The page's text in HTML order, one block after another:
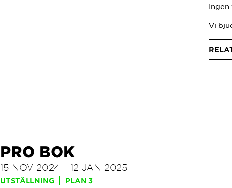
Ingen
Vi
PRO BOK
15 NOV 2024 – 12 JAN 2025
UTSTÄLLNING PLAN 3